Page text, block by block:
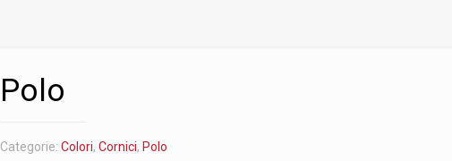
Polo
Categorie: Colori, Cornici, Polo